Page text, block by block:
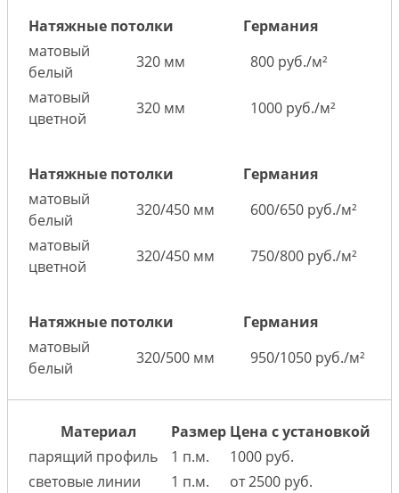
Натяжные потолки
Германия
матовый
белый
320 мм
800 руб./м²
матовый
цветной
320 мм 1000 руб./м²
Натяжные потолки
Германия
матовый
белый
320/450 мм
600/650 руб./м²
матовый
цветной
320/450 мм 750/800 руб./м²
Натяжные потолки
Германия
матовый
белый
320/500 мм 950/1050 руб./м²
Материал Размер Цена с установкой
парящий профиль
1 п.м.
1000 руб.
световые линии
1 п.м.
от 2500 руб.